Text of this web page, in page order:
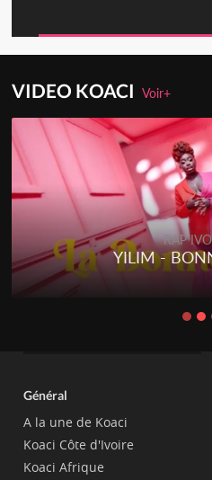
VIDEO KOACIVoir+
RAP
YILIM -
Général
A la une de Koaci
Koaci Côte d'Ivoire
Koaci Afrique